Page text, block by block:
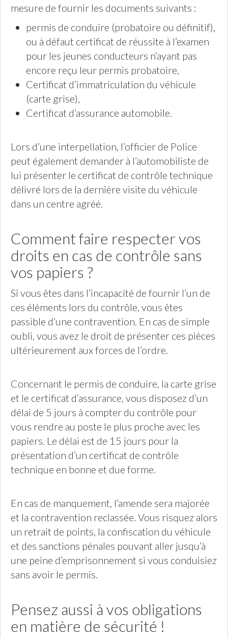
mesure de fournir les documents suivants :
permis de conduire (probatoire ou définitif),
ou à défaut certificat de réussite à l’examen
pour les jeunes conducteurs n’ayant pas
encore reçu leur permis probatoire,
Certificat d’immatriculation du véhicule
(carte grise),
Certificat d’assurance automobile.
Lors d’une interpellation, l’officier de Police
peut également demander à l’automobiliste de
lui présenter le certificat de contrôle technique
délivré lors de la dernière visite du véhicule
dans un centre agréé.
Comment faire respecter vos
droits en cas de contrôle sans
vos papiers ?
Si vous êtes dans l’incapacité de fournir l’un de
ces éléments lors du contrôle, vous êtes
passible d’une contravention. En cas de simple
oubli, vous avez le droit de présenter ces pièces
ultérieurement aux forces de l’ordre.
Concernant le permis de conduire, la carte grise
et le certificat d’assurance, vous disposez d’un
délai de 5 jours à compter du contrôle pour
vous rendre au poste le plus proche avec les
papiers. Le délai est de 15 jours pour la
présentation d’un certificat de contrôle
technique en bonne et due forme.
En cas de manquement, l’amende sera majorée
et la contravention reclassée. Vous risquez alors
un retrait de points, la confiscation du véhicule
et des sanctions pénales pouvant aller jusqu’à
une peine d’emprisonnement si vous conduisiez
sans avoir le permis.
Pensez aussi à vos obligations
en matière de sécurité !